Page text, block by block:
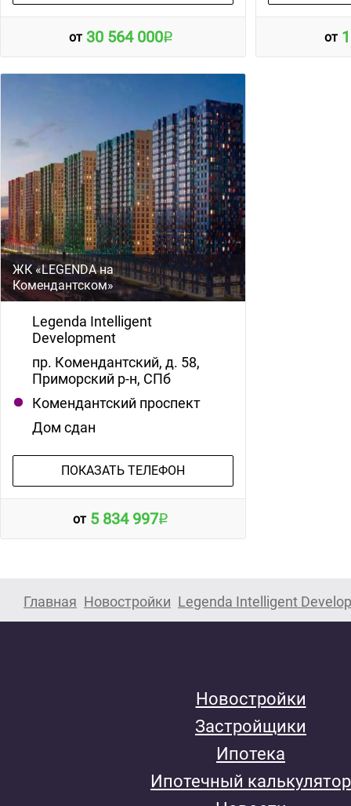
от 30 564 000 от
ЖК «LEGENDA на
Комендантском»
Legenda Intelligent
Development
пр. Комендантский, д. 58,
Приморский р-н, СПб
Комендантский проспект
Дом сдан
ПОКАЗАТЬ ТЕЛЕФОН
от 5 834 997
Главная Новостройки Legenda Intelligent
Новостройки
Застройщики
Ипотека
Ипотечный калькулятор